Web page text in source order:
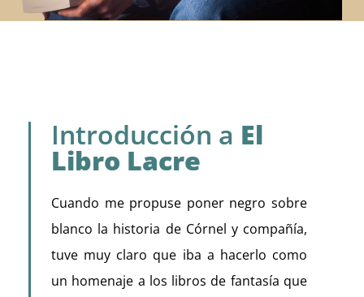
Introducción a El
Libro Lacre
Cuando me propuse poner negro sobre
blanco la historia de Córnel y compañía,
tuve muy claro que iba a hacerlo como
un homenaje a los libros de fantasía que